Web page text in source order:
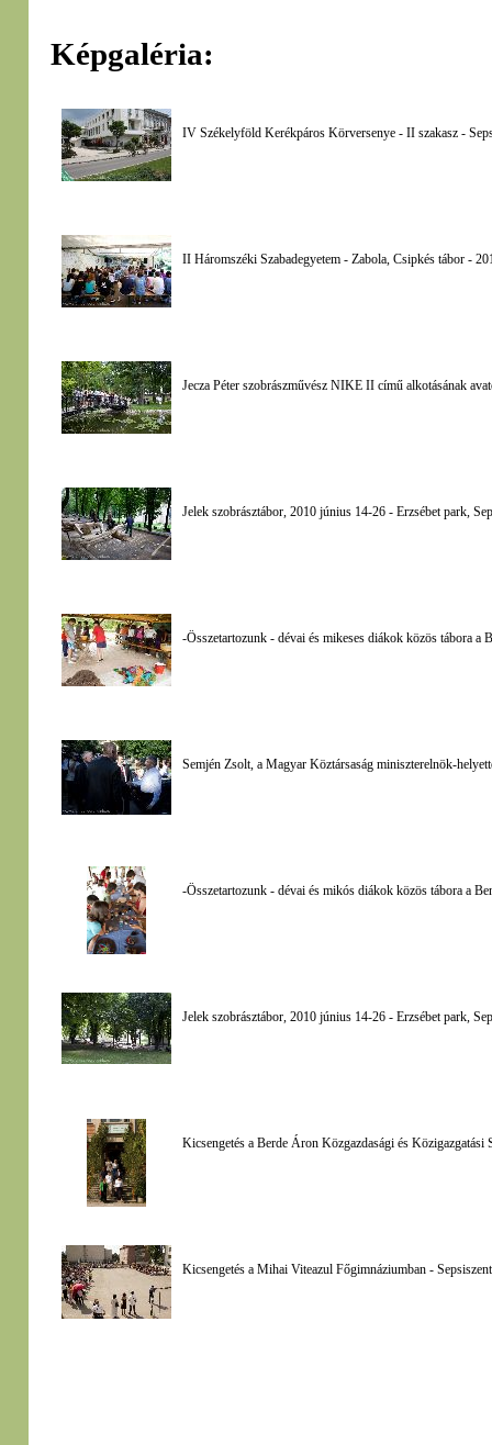
Képgaléria:
IV Székelyföld Kerékpáros Körversenye - II szakasz -
II Háromszéki Szabadegyetem - Zabola, Csipkés tábor -
Jecza Péter szobrászművész NIKE II című alkotásának
Jelek szobrásztábor, 2010 június 14-26 - Erzsébet park,
-Összetartozunk - dévai és mikeses diákok közös tábora
Semjén Zsolt, a Magyar Köztársaság miniszterelnök-
-Összetartozunk - dévai és mikós diákok közös tábora a
Jelek szobrásztábor, 2010 június 14-26 - Erzsébet park,
Kicsengetés a Berde Áron Közgazdasági és
Kicsengetés a Mihai Viteazul Főgimnáziumban -